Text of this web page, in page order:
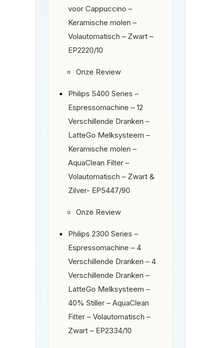
voor Cappuccino –
Keramische molen –
Volautomatisch – Zwart –
EP2220/10
Onze Review
Philips 5400 Series –
Espressomachine – 12
Verschillende Dranken –
LatteGo Melksysteem –
Keramische molen –
AquaClean Filter –
Volautomatisch – Zwart &
Zilver- EP5447/90
Onze Review
Philips 2300 Series –
Espressomachine – 4
Verschillende Dranken – 4
Verschillende Dranken –
LatteGo Melksysteem –
40% Stiller – AquaClean
Filter – Volautomatisch –
Zwart – EP2334/10